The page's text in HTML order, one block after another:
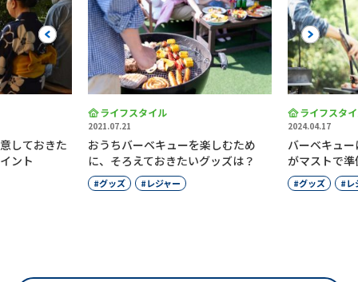
Previous
バーベキューを楽しむため
ろえておきたいグッズは？
バーベキューに必要な物は？初心者
がマストで準備したいグッズを紹介
グッズ
Next